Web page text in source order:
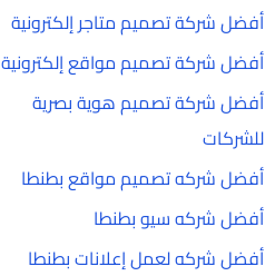
أفضل شركة تصميم متاجر إلكترونية
أفضل شركة تصميم مواقع إلكترونية
أفضل شركة تصميم هوية بصرية
للشركات
أفضل شركه تصميم مواقع بطنطا
أفضل شركه سيو بطنطا
أفضل شركه لعمل إعلانات بطنطا